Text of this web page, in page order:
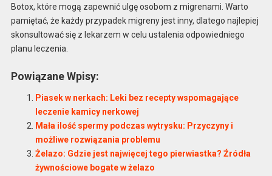
Botox, które mogą zapewnić ulgę osobom z migrenami. Warto
pamiętać, że każdy przypadek migreny jest inny, dlatego najlepiej
skonsultować się z lekarzem w celu ustalenia odpowiedniego
planu leczenia.
Powiązane Wpisy:
Piasek w nerkach: Leki bez recepty wspomagające
leczenie kamicy nerkowej
Mała ilość spermy podczas wytrysku: Przyczyny i
możliwe rozwiązania problemu
Żelazo: Gdzie jest najwięcej tego pierwiastka? Źródła
żywnościowe bogate w żelazo